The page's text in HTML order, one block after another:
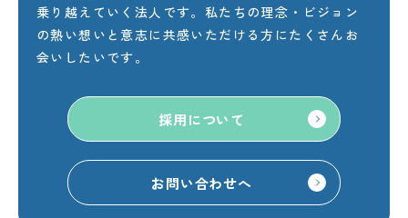
乗り越えていく法人です。私たちの理念・ビジョン
の熱い想いと意志に共感いただける方にたくさんお
会いしたいです。
採用について
お問い合わせへ